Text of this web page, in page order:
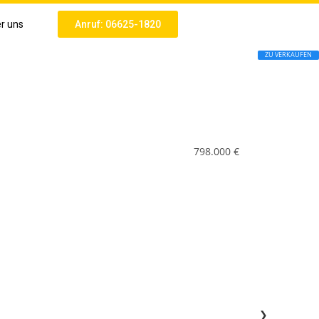
uns Anruf: 06625-1820
ZU VERKAUFEN
798.000 €
❯